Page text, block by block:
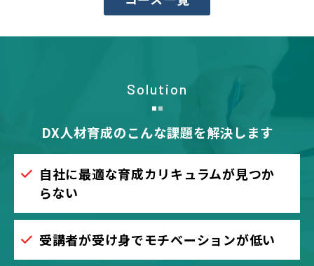
Solution
DX人材育成のこんな課題を解決します
自社に最適な育成カリキュラムが見つか
らない
受講者が受け身でモチベーションが低い